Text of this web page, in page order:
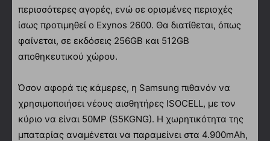
περισσότερες αγορές, ενώ σε ορισμένες περιοχές
ίσως προτιμηθεί ο Exynos 2600. Θα διατίθεται, όπως
φαίνεται, σε εκδόσεις 256GB και 512GB
αποθηκευτικού χώρου.
Όσον αφορά τις κάμερες, η Samsung πιθανόν να
χρησιμοποιήσει νέους αισθητήρες ISOCELL, με τον
κύριο να είναι 50MP (S5KGNG). Η χωρητικότητα της
μπαταρίας αναμένεται να παραμείνει στα 4.900mAh,